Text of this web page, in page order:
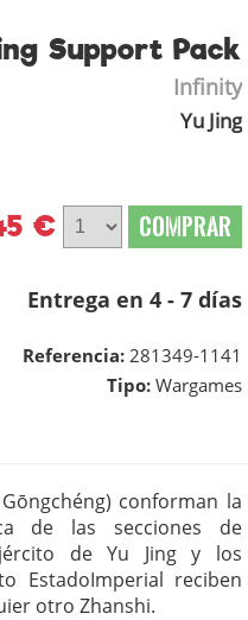
Support Pack
Infinity
Yu Jing
€ COMPRAR
Entrega en 4 - 7 días
Referencia: 281349-1141
Tipo: Wargames
conforman la
de las secciones de
de Yu Jing y los
EstadoImperial reciben
otro Zhanshi.